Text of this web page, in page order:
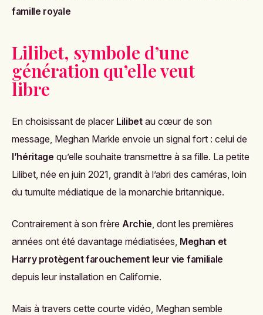
famille royale
Lilibet, symbole d’une
génération qu’elle veut
libre
En choisissant de placer Lilibetau cœur de son
message, Meghan Markle envoie un signal fort : celui de
l’héritage qu’elle souhaite transmettre à sa fille. La petite
Lilibet, née en juin 2021, grandit à l’abri des caméras, loin
du tumulte médiatique de la monarchie britannique.
Contrairement à son frère Archie, dont les premières
années ont été davantage médiatisées, Meghan et
Harry protègent farouchement leur vie familiale
depuis leur installation en Californie.
Mais à travers cette courte vidéo, Meghan semble